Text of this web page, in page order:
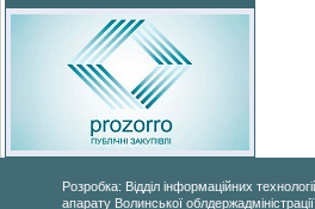
Розробка: Відділ інформаційних
апарату Волинської облдержадміністрації